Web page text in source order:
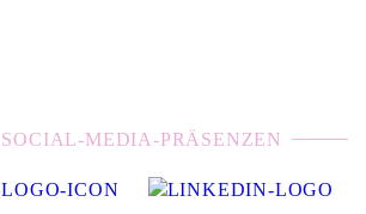
MEDIA-PRÄSENZEN